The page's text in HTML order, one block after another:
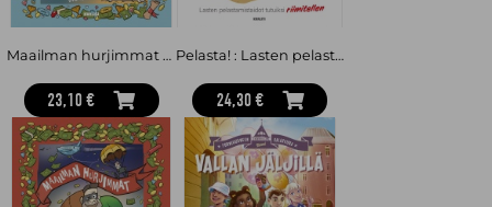
Maailman hurjimmat roistot – osa 4
23,10 €
Pelasta! : Lasten pelastamistaidot tutuiksi riimitellen
24,30 €